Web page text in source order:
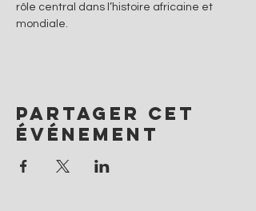
rôle central dans l’histoire africaine et
mondiale.
Partager cet
événement